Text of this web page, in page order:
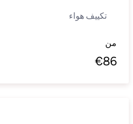
تكييف هواء
من
€86